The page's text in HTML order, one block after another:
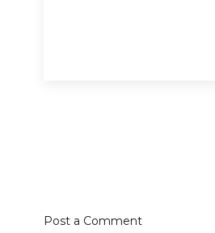
Post a Comment